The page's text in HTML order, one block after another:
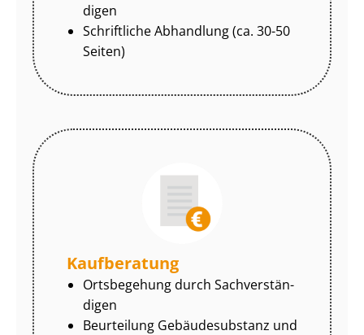
di­gen
Schriftliche Abhandlung (ca. 30-50
Seiten)
Kaufberatung
Ortsbegehung durch Sach­ver­stän­
di­gen
Beurteilung Gebäudesubstanz und